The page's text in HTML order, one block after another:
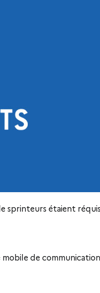
sprinteurs étaient
de